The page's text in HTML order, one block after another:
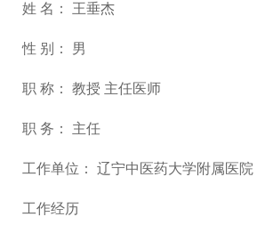
姓 名： 王垂杰
性 别： 男
职 称： 教授 主任医师
职 务： 主任
工作单位： 辽宁中医药大学附属医院
工作经历